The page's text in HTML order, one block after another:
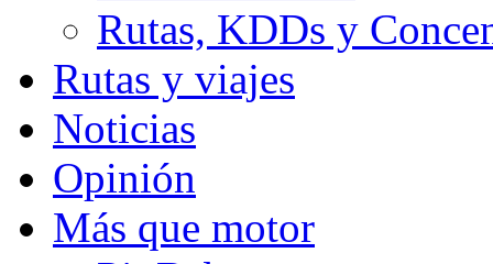
Rutas, KDDs y
Rutas y viajes
Noticias
Opinión
Más que motor